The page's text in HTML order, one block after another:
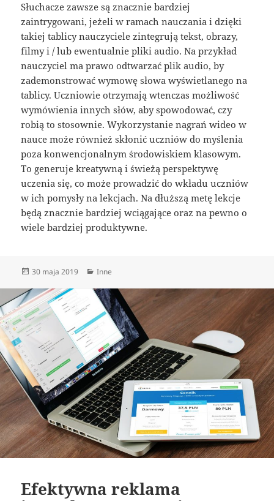
Słuchacze zawsze są znacznie bardziej
zaintrygowani, jeżeli w ramach nauczania i dzięki
takiej tablicy nauczyciele zintegrują tekst, obrazy,
filmy i / lub ewentualnie pliki audio. Na przykład
nauczyciel ma prawo odtwarzać plik audio, by
zademonstrować wymowę słowa wyświetlanego na
tablicy. Uczniowie otrzymają wtenczas możliwość
wymówienia innych słów, aby spowodować, czy
robią to stosownie. Wykorzystanie nagrań wideo w
nauce może również skłonić uczniów do myślenia
poza konwencjonalnym środowiskiem klasowym.
To generuje kreatywną i świeżą perspektywę
uczenia się, co może prowadzić do wkładu uczniów
w ich pomysły na lekcjach. Na dłuższą metę lekcje
będą znacznie bardziej wciągające oraz na pewno o
wiele bardziej produktywne.
Data
30 maja 2019 Kategorie
Inne
Efektywna reklama